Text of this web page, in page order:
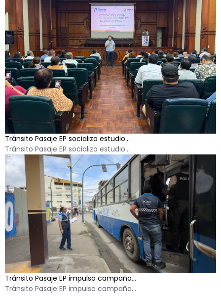
Tránsito Pasaje EP socializa estudio...
Tránsito Pasaje EP socializa estudio...
Tránsito Pasaje EP impulsa campaña...
Tránsito Pasaje EP impulsa campaña...